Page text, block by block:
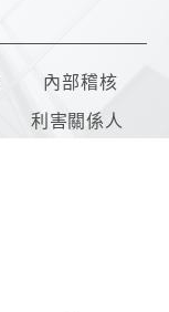
內部稽核
利害關係人